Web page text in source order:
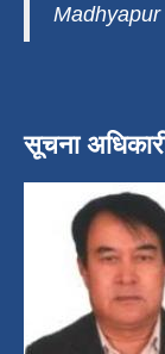
सूचना